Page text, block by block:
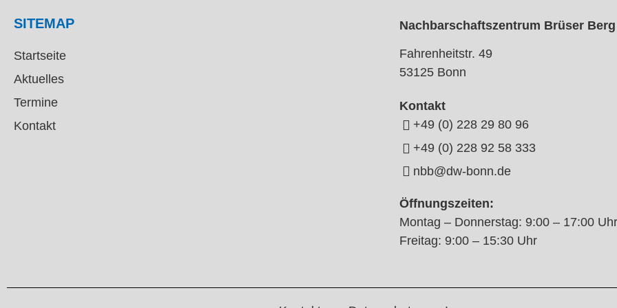
SITEMAP
Startseite
Aktuelles
Termine
Kontakt
Nachbarschaftszentrum Brüser Berg
Fahrenheitstr. 49
53125 Bonn
Kontakt
+49 (0) 228 29 80 96
+49 (0) 228 92 58 333
nbb@dw-bonn.de
Öffnungszeiten:
Montag – Donnerstag: 9:00 – 17:00 Uhr
Freitag: 9:00 – 15:30 Uhr